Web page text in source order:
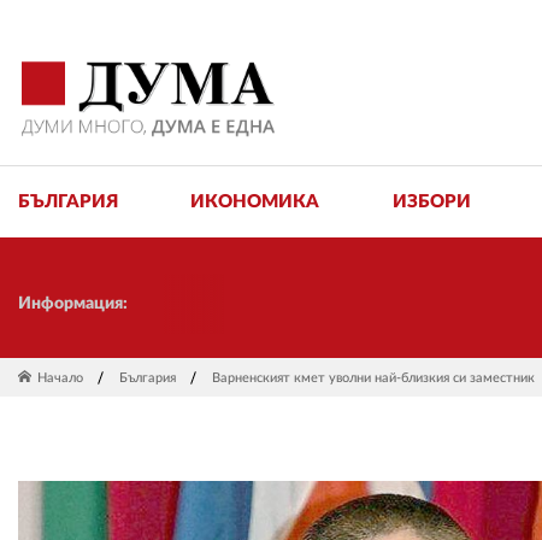
БЪЛГАРИЯ ИКОНОМИКА ИЗБОРИ
Информация:
Начало България Варненският кмет уволни най-близкия си заместник